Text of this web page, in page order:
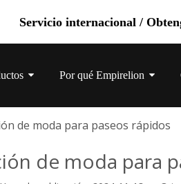
Servicio internacional /
Por qué Empirelion
de moda para paseos rápidos
de moda para